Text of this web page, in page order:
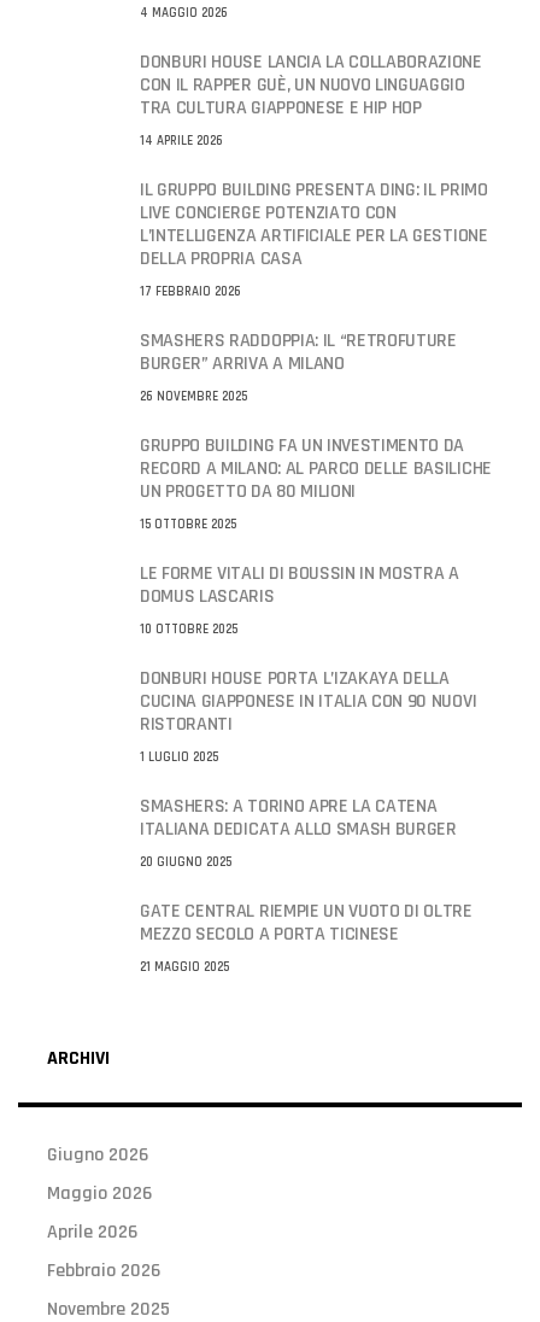
4 MAGGIO 2026
DONBURI HOUSE LANCIA LA COLLABORAZIONE
CON IL RAPPER GUÈ, UN NUOVO LINGUAGGIO
TRA CULTURA GIAPPONESE E HIP HOP
14 APRILE 2026
IL GRUPPO BUILDING PRESENTA DING: IL PRIMO
LIVE CONCIERGE POTENZIATO CON
L’INTELLIGENZA ARTIFICIALE PER LA GESTIONE
DELLA PROPRIA CASA
17 FEBBRAIO 2026
SMASHERS RADDOPPIA: IL “RETROFUTURE
BURGER” ARRIVA A MILANO
26 NOVEMBRE 2025
GRUPPO BUILDING FA UN INVESTIMENTO DA
RECORD A MILANO: AL PARCO DELLE BASILICHE
UN PROGETTO DA 80 MILIONI
15 OTTOBRE 2025
LE FORME VITALI DI BOUSSIN IN MOSTRA A
DOMUS LASCARIS
10 OTTOBRE 2025
DONBURI HOUSE PORTA L’IZAKAYA DELLA
CUCINA GIAPPONESE IN ITALIA CON 90 NUOVI
RISTORANTI
1 LUGLIO 2025
SMASHERS: A TORINO APRE LA CATENA
ITALIANA DEDICATA ALLO SMASH BURGER
20 GIUGNO 2025
GATE CENTRAL RIEMPIE UN VUOTO DI OLTRE
MEZZO SECOLO A PORTA TICINESE
21 MAGGIO 2025
ARCHIVI
Giugno 2026
Maggio 2026
Aprile 2026
Febbraio 2026
Novembre 2025